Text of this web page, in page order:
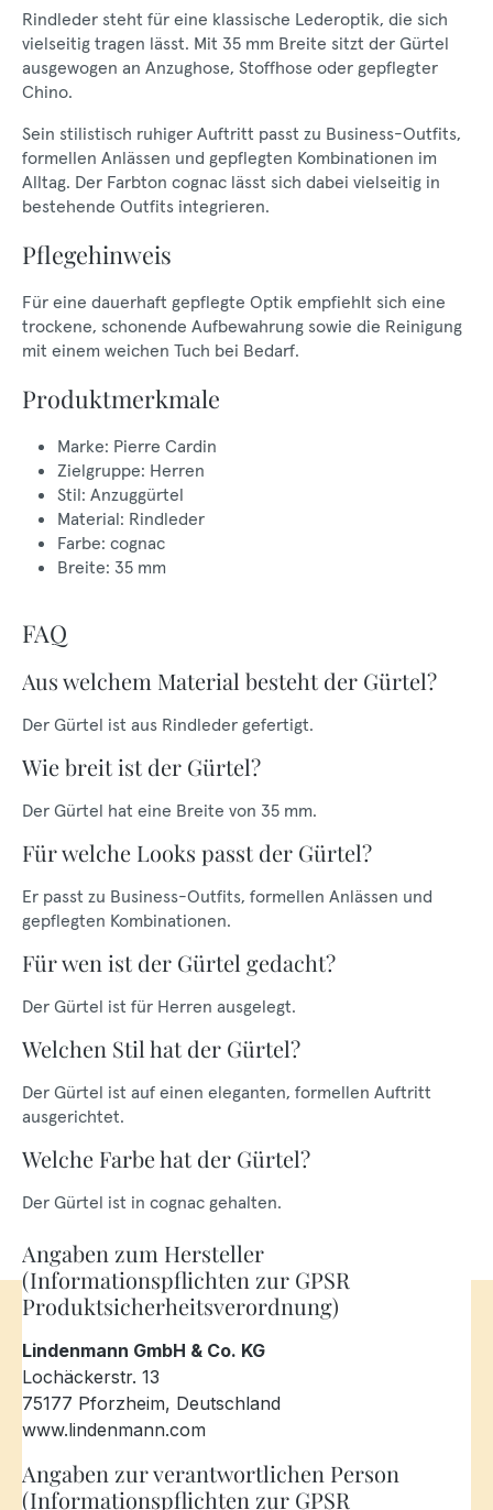
Rindleder steht für eine klassische Lederoptik, die sich
vielseitig tragen lässt. Mit 35 mm Breite sitzt der Gürtel
ausgewogen an Anzughose, Stoffhose oder gepflegter
Chino.
Sein stilistisch ruhiger Auftritt passt zu Business-Outfits,
formellen Anlässen und gepflegten Kombinationen im
Alltag. Der Farbton cognac lässt sich dabei vielseitig in
bestehende Outfits integrieren.
Pflegehinweis
Für eine dauerhaft gepflegte Optik empfiehlt sich eine
trockene, schonende Aufbewahrung sowie die Reinigung
mit einem weichen Tuch bei Bedarf.
Produktmerkmale
Marke: Pierre Cardin
Zielgruppe: Herren
Stil: Anzuggürtel
Material: Rindleder
Farbe: cognac
Breite: 35 mm
FAQ
Aus welchem Material besteht der Gürtel?
Der Gürtel ist aus Rindleder gefertigt.
Wie breit ist der Gürtel?
Der Gürtel hat eine Breite von 35 mm.
Für welche Looks passt der Gürtel?
Er passt zu Business-Outfits, formellen Anlässen und
gepflegten Kombinationen.
Für wen ist der Gürtel gedacht?
Der Gürtel ist für Herren ausgelegt.
Welchen Stil hat der Gürtel?
Der Gürtel ist auf einen eleganten, formellen Auftritt
ausgerichtet.
Welche Farbe hat der Gürtel?
Der Gürtel ist in cognac gehalten.
Angaben zum Hersteller
(Informationspflichten zur GPSR
Produktsicherheitsverordnung)
Lindenmann GmbH & Co. KG
Lochäckerstr. 13
75177 Pforzheim, Deutschland
www.lindenmann.com
Angaben zur verantwortlichen Person
(Informationspflichten zur GPSR